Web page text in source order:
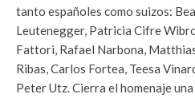
tanto españoles como suizos:
Leutenegger, Patricia Cifre
Fattori, Rafael Narbona,
Ribas, Carlos Fortea, Teesa
Peter Utz. Cierra el homenaje